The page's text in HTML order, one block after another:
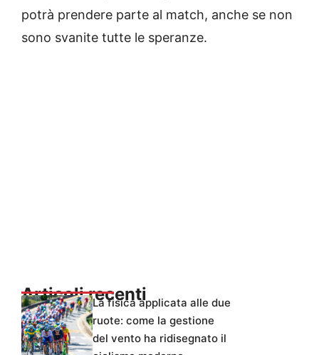
potrà prendere parte al match, anche se non
sono svanite tutte le speranze.
Articoli recentiLa fisica applicata alle due
ruote: come la gestione
del vento ha ridisegnato il